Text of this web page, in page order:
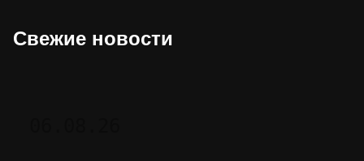
Свежие новости